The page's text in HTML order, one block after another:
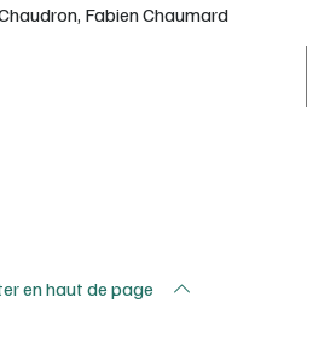
Fabien Chaumard
en haut de page